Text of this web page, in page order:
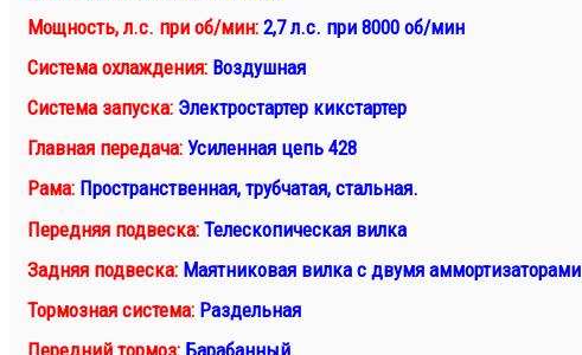
Мощность, л.с. при об/мин: 2,7 л.с. при 8000 об/мин
Система охлаждения: Воздушная
Система запуска: Электростартер кикстартер
Главная передача: Усиленная цепь 428
Рама: Пространственная, трубчатая, стальная.
Передняя подвеска: Телескопическая вилка
Задняя подвеска: Маятниковая вилка с двумя аммортизаторами
Тормозная система: Раздельная
Передний тормоз: Барабанный